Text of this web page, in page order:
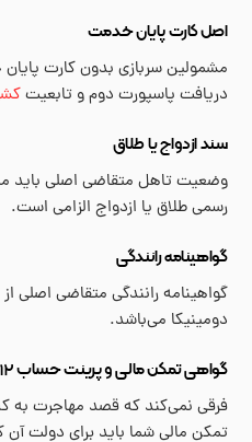
اصل کارت پایان خدمت
مشمولین سربازی بدون کارت
دریافت پاسپورت دوم و تابعیت
سند ازدواج یا طلاق
وضعیت تاهل متقاضی اصلی باید
رسمی طلاق یا ازدواج الزامی است.
گواهینامه رانندگی
گواهینامه رانندگی متقاضی اصلی
دومینیکا می‌باشد.
گواهی تمکن مالی و پرینت حساب ۱۲ ماهه به زبان انگلیسی
فرقی نمی‌کند که قصد مهاجرت به
تمکن مالی شما باید برای دولت